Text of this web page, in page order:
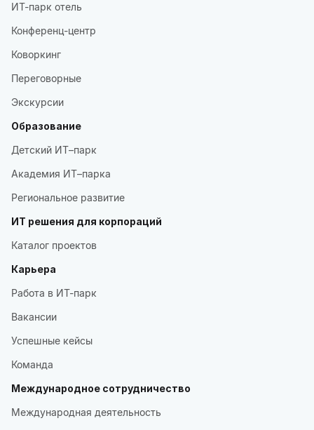
ИТ-парк отель
Конференц-центр
Коворкинг
Переговорные
Экскурсии
Образование
Детский ИТ–парк
Академия ИТ–парка
Региональное развитие
ИТ решения для корпораций
Каталог проектов
Карьера
Работа в ИТ-парк
Вакансии
Успешные кейсы
Команда
Международное сотрудничество
Международная деятельность